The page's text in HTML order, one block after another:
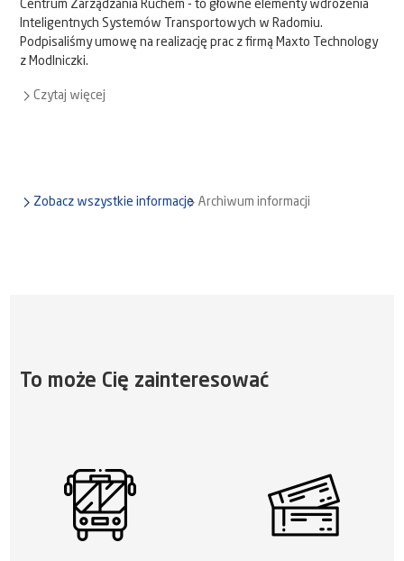
Centrum Zarządzania Ruchem - to główne elementy wdrożenia
Inteligentnych Systemów Transportowych w Radomiu.
Podpisaliśmy umowę na realizację prac z firmą Maxto Technology
z Modlniczki.
Czytaj więcej
Zobacz wszystkie informacje Archiwum informacji
To może Cię zainteresować